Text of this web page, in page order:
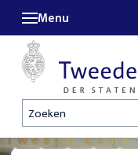
Zoeken
Menu